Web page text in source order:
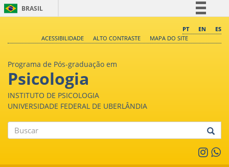
BRASIL
Comunica BR
PT EN
ES
ACESSIBILIDADE
ALTO CONTRASTE MAPA DO SITE
Programa de Pós-graduação em
Psicologia
INSTITUTO DE PSICOLOGIA
UNIVERSIDADE FEDERAL DE UBERLÂNDIA